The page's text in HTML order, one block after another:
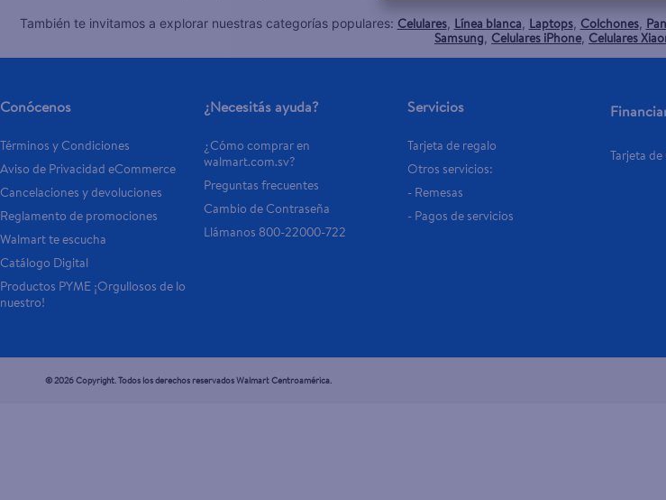
También te invitamos a explorar nuestras categorías populares: Celulares, Línea blanca, Laptops, Colchones,
Samsung, Celulares iPhone, Celulares
Conócenos
Términos y Condiciones
Aviso de Privacidad eCommerce
Cancelaciones y devoluciones
Reglamento de promociones
Walmart te escucha
Catálogo Digital
Productos PYME ¡Orgullosos de lo
nuestro!
¿Necesitás ayuda?
¿Cómo comprar en
walmart.com.sv?
Preguntas frecuentes
Cambio de Contraseña
Llámanos 800-22000-722
Servicios
Tarjeta de regalo
Otros servicios:
- Remesas
- Pagos de servicios
Tarjeta
© 2026 Copyright. Todos los derechos reservados Walmart Centroamérica.